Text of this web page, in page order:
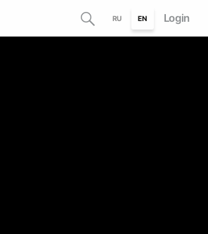
RU EN Login